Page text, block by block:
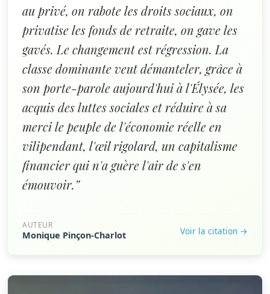
au privé, on rabote les droits sociaux, on
privatise les fonds de retraite, on gave les
gavés. Le changement est régression. La
classe dominante veut démanteler, grâce à
son porte-parole aujourd'hui à l'Élysée, les
acquis des luttes sociales et réduire à sa
merci le peuple de l'économie réelle en
vilipendant, l'œil rigolard, un capitalisme
financier qui n'a guère l'air de s'en
émouvoir.”
AUTEUR
Monique Pinçon-Charlot Voir la citation →